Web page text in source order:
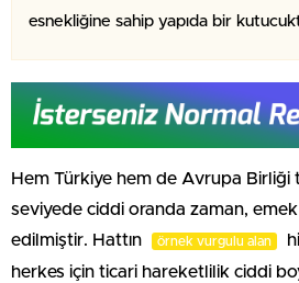
esnekliğine sahip yapıda bir
Hem Türkiye hem de Avrupa Birliği
seviyede ciddi oranda zaman,
edilmiştir. Hattın
örnek vurgulu alan
herkes için ticari hareketlilik ciddi